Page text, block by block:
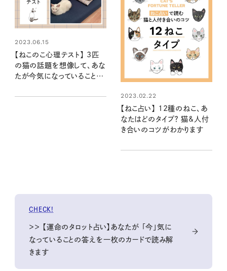
2023.06.15
【ねこのこ心理テスト】 3匹
の猫の話題を想像して、あな
たが今気になっていることや
ゃ！
2023.02.22
【ねこ占い】 12種のねこ、あ
なたはどのタイプ？ 猫&人付
き合いのコツがわかります
CHECK!
＞＞ 【運命のタロット占い】あなたが 「今」気に
なっていることの答えを一枚のカードで読み解
きます